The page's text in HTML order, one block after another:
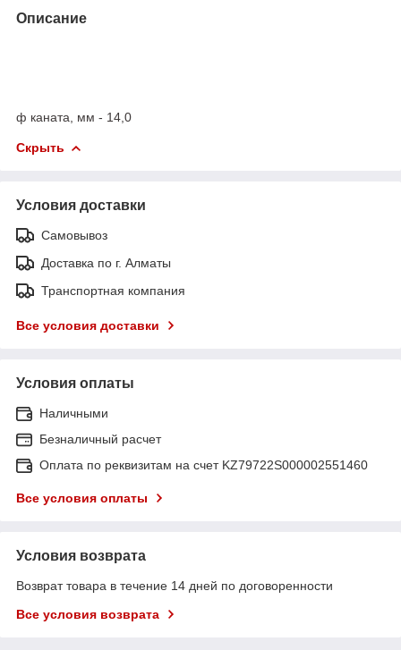
Описание
ф каната, мм - 14,0
Скрыть
Условия доставки
Самовывоз
Доставка по г. Алматы
Транспортная компания
Все условия доставки
Условия оплаты
Наличными
Безналичный расчет
Оплата по реквизитам на счет KZ79722S000002551460
Все условия оплаты
Условия возврата
Возврат товара в течение 14 дней по договоренности
Все условия возврата